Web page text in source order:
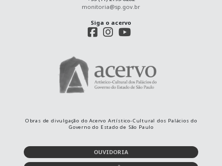
monitoria@sp.gov.br
Siga o acervo
Obras de divulgação do Acervo Artístico-Cultural dos Palácios do
Governo do Estado de São Paulo
OUVIDORIA